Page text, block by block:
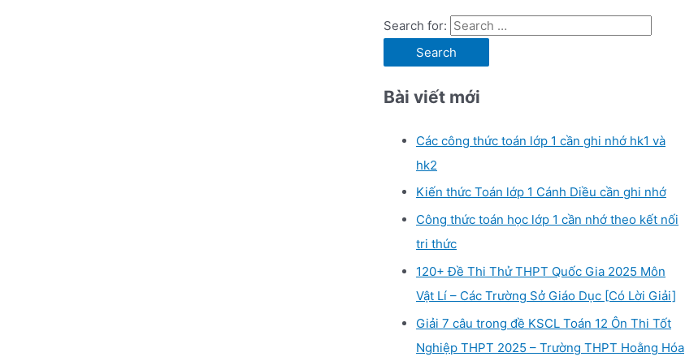
Search for:
Bài viết mới
Các công thức toán lớp 1 cần ghi nhớ hk1 và
hk2
Kiến thức Toán lớp 1 Cánh Diều cần ghi nhớ
Công thức toán học lớp 1 cần nhớ theo kết nối
tri thức
120+ Đề Thi Thử THPT Quốc Gia 2025 Môn
Vật Lí – Các Trường Sở Giáo Dục [Có Lời Giải]
Giải 7 câu trong đề KSCL Toán 12 Ôn Thi Tốt
Nghiệp THPT 2025 – Trường THPT Hoằng Hóa